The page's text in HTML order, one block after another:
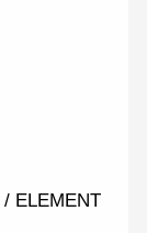
/ ELEMENT